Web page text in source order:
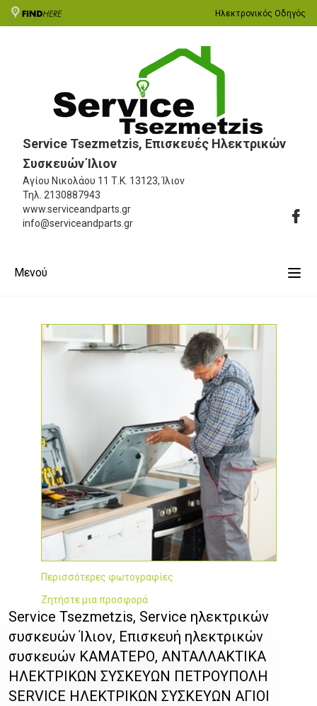
Ηλεκτρονικός Οδηγός
Service Tsezmetzis, Επισκευές Ηλεκτρικών
Συσκευών Ίλιον
Αγίου Νικολάου 11 Τ.Κ. 13123, Ίλιον
Τηλ. 2130887943
www.serviceandparts.gr
info@serviceandparts.gr
Μενού
Περισσότερες φωτογραφίες
Ζητήστε μια προσφορά
Service Tsezmetzis, Service ηλεκτρικών
συσκευών Ίλιον, Επισκευή ηλεκτρικών
συσκευών ΚΑΜΑΤΕΡΟ, ΑΝΤΑΛΛΑΚΤΙΚΑ
ΗΛΕΚΤΡΙΚΩΝ ΣΥΣΚΕΥΩΝ ΠΕΤΡΟΥΠΟΛΗ
SERVICE ΗΛΕΚΤΡΙΚΩΝ ΣΥΣΚΕΥΩΝ ΑΓΙΟΙ